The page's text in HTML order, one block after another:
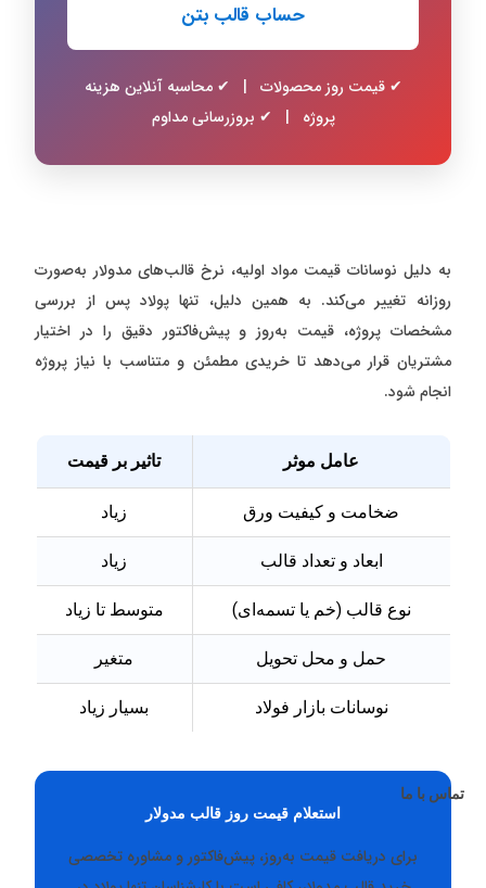
حساب قالب بتن
✔ قیمت روز محصولات | ✔ محاسبه آنلاین هزینه
پروژه | ✔ بروزرسانی مداوم
به دلیل نوسانات قیمت مواد اولیه، نرخ قالب‌های مدولار به‌صورت
روزانه تغییر می‌کند. به همین دلیل، تنها پولاد پس از بررسی
مشخصات پروژه، قیمت به‌روز و پیش‌فاکتور دقیق را در اختیار
مشتریان قرار می‌دهد تا خریدی مطمئن و متناسب با نیاز پروژه
انجام شود.
عامل موثر تاثیر بر قیمت
ضخامت و کیفیت ورق زیاد
ابعاد و تعداد قالب زیاد
نوع قالب (خم یا تسمه‌ای) متوسط تا زیاد
حمل و محل تحویل متغیر
نوسانات بازار فولاد بسیار زیاد
استعلام قیمت روز قالب مدولار
برای دریافت قیمت به‌روز، پیش‌فاکتور و مشاوره تخصصی
تماس با ما